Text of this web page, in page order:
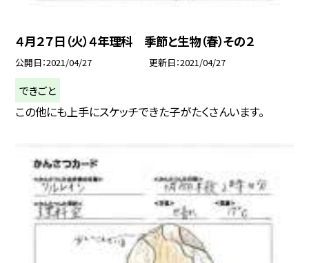
４月２７日（火）４年理科 季節と生物（春）その２
公開日 2021/04/27 更新日 2021/04/27
できごと
この他にも上手にスケッチできた子がたくさんいます。